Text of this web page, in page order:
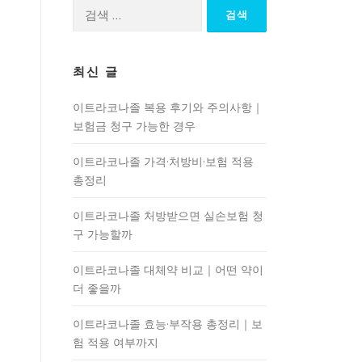
최신 글
이트라코나졸 복용 후기와 주의사항｜
보험금 청구 가능한 경우
이트라코나졸 가격·처방비·보험 적용
총정리
이트라코나졸 처방받으면 실손보험 청
구 가능할까
이트라코나졸 대체약 비교｜어떤 약이
더 좋을까
이트라코나졸 효능·부작용 총정리｜보
험 적용 여부까지